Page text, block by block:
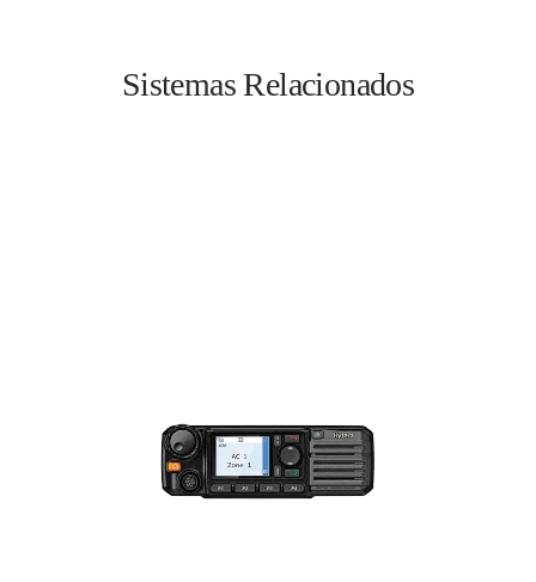
Sistemas Relacionados